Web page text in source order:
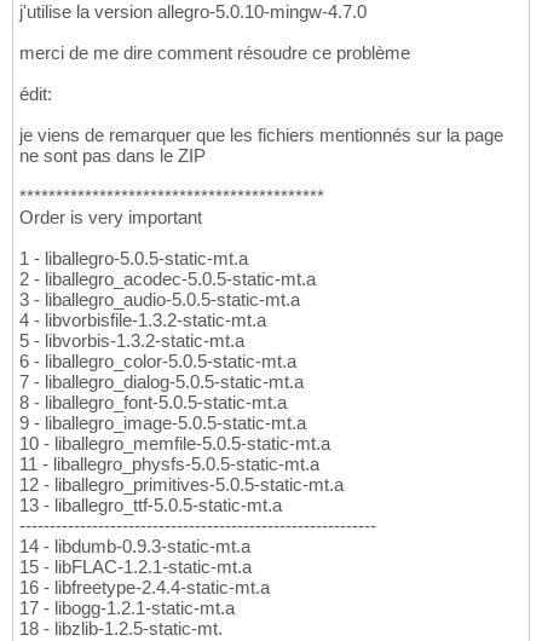
j'utilise la version allegro-5.0.10-mingw-4.7.0
merci de me dire comment résoudre ce problème
édit:
je viens de remarquer que les fichiers mentionnés sur la page
ne sont pas dans le ZIP
******************************************
Order is very important
1 - liballegro-5.0.5-static-mt.a
2 - liballegro_acodec-5.0.5-static-mt.a
3 - liballegro_audio-5.0.5-static-mt.a
4 - libvorbisfile-1.3.2-static-mt.a
5 - libvorbis-1.3.2-static-mt.a
6 - liballegro_color-5.0.5-static-mt.a
7 - liballegro_dialog-5.0.5-static-mt.a
8 - liballegro_font-5.0.5-static-mt.a
9 - liballegro_image-5.0.5-static-mt.a
10 - liballegro_memfile-5.0.5-static-mt.a
11 - liballegro_physfs-5.0.5-static-mt.a
12 - liballegro_primitives-5.0.5-static-mt.a
13 - liballegro_ttf-5.0.5-static-mt.a
-----------------------------------------------------------
14 - libdumb-0.9.3-static-mt.a
15 - libFLAC-1.2.1-static-mt.a
16 - libfreetype-2.4.4-static-mt.a
17 - libogg-1.2.1-static-mt.a
18 - libzlib-1.2.5-static-mt.